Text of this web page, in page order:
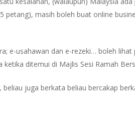
petang), masih boleh buat online
e-usahawan dan e-rezeki… boleh
ketika ditemui di Majlis Sesi Ramah
juga berkata beliau bercakap